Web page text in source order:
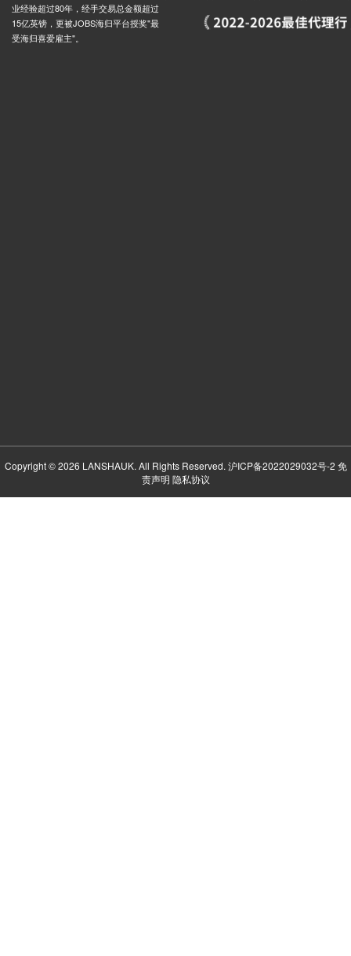
业经验超过80年，经手交易总金额超过
15亿英镑，更被JOBS海归平台授奖"最
受海归喜爱雇主"。
Copyright © 2026 LANSHAUK. All Rights Reserved. 沪ICP备2022029032号-2 免
责声明 隐私协议